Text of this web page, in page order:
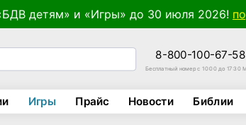
детям» и «Игры» до 30 июля 2026!
8-800-100-67-58
Бесплатный номер с 10:00 до 17:30
Игры Прайс Новости Библии